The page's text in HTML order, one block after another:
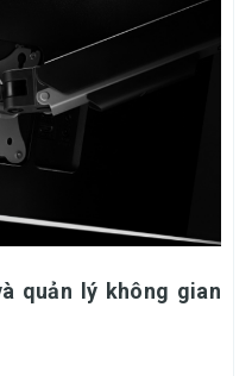
quản lý không gian